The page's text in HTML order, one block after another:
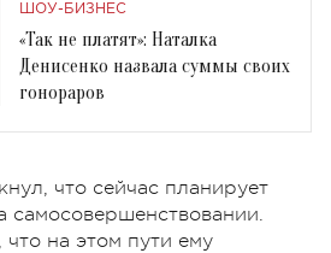
ШОУ-БИЗНЕС
«Так не платят»: Наталка
Денисенко назвала суммы своих
гонораров
что сейчас планирует
самосовершенствовании.
на этом пути ему